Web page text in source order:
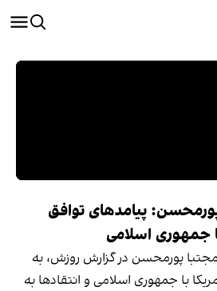
پیامدهای توافق
جمهوری اسلامی
پورمحسن در گزارش روزش، به
با جمهوری اسلامی و انتقادها به